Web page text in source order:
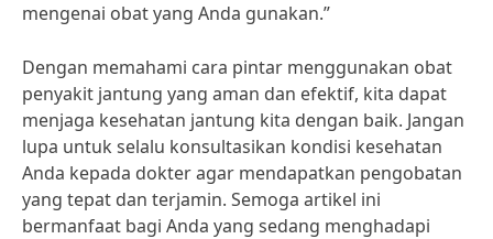
mengenai obat yang Anda gunakan.”
Dengan memahami cara pintar menggunakan obat
penyakit jantung yang aman dan efektif, kita dapat
menjaga kesehatan jantung kita dengan baik. Jangan
lupa untuk selalu konsultasikan kondisi kesehatan
Anda kepada dokter agar mendapatkan pengobatan
yang tepat dan terjamin. Semoga artikel ini
bermanfaat bagi Anda yang sedang menghadapi